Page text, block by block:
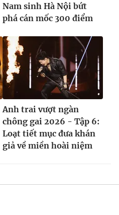
Nam sinh Hà Nội bứt
phá cán mốc 300 điểm
Anh trai vượt ngàn
chông gai 2026 - Tập 6:
Loạt tiết mục đưa khán
giả về miền hoài niệm